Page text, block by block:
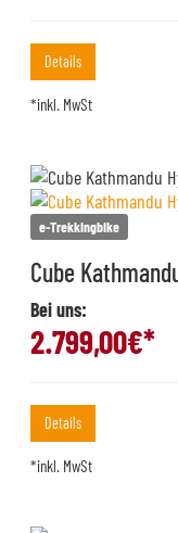
Details
*inkl. MwSt
e-Trekkingbike
Cube
Bei uns:
2.799,00€*
Details
*inkl. MwSt